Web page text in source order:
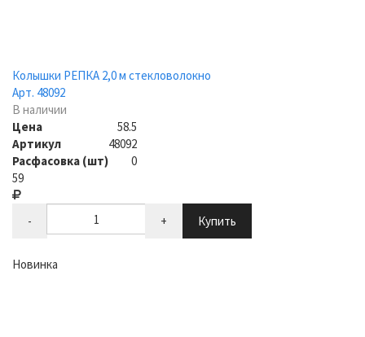
Колышки РЕПКА 2,0 м стекловолокно
Арт. 48092
В наличии
Цена
58.5
Артикул
48092
Расфасовка (шт)
0
59
- + Купить
Новинка